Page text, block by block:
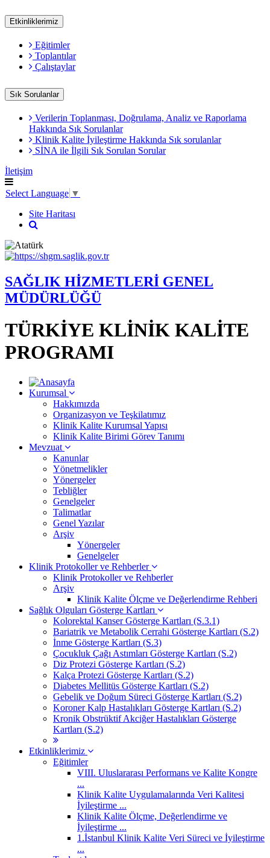
Etkinliklerimiz
Eğitimler
Toplantılar
Çalıştaylar
Sık Sorulanlar
Verilerin Toplanması, Doğrulama, Analiz ve Raporlama
Hakkında Sık Sorulanlar
Klinik Kalite İyileştirme Hakkında Sık sorulanlar
SİNA ile İlgili Sık Sorulan Sorular
İletişim
Select Language ▼
Site Haritası
SAĞLIK HİZMETLERİ GENEL
MÜDÜRLÜĞÜ
TÜRKİYE KLİNİK KALİTE
PROGRAMI
Kurumsal
Hakkımızda
Organizasyon ve Teşkilatımız
Klinik Kalite Kurumsal Yapısı
Klinik Kalite Birimi Görev Tanımı
Mevzuat
Kanunlar
Yönetmelikler
Yönergeler
Tebliğler
Genelgeler
Talimatlar
Genel Yazılar
Arşiv
Yönergeler
Genelgeler
Klinik Protokoller ve Rehberler
Klinik Protokoller ve Rehberler
Arşiv
Klinik Kalite Ölçme ve Değerlendirme Rehberi
Sağlık Olguları Gösterge Kartları
Kolorektal Kanser Gösterge Kartları (S.3.1)
Bariatrik ve Metabolik Cerrahi Gösterge Kartları (S.2)
İnme Gösterge Kartları (S.3)
Çocukluk Çağı Astımları Gösterge Kartları (S.2)
Diz Protezi Gösterge Kartları (S.2)
Kalça Protezi Gösterge Kartları (S.2)
Diabetes Mellitüs Gösterge Kartları (S.2)
Gebelik ve Doğum Süreci Gösterge Kartları (S.2)
Koroner Kalp Hastalıkları Gösterge Kartları (S.2)
Kronik Obstrüktif Akciğer Hastalıkları Gösterge
Kartları (S.2)
Etkinliklerimiz
Eğitimler
VIII. Uluslararası Performans ve Kalite Kongre
...
Klinik Kalite Uygulamalarında Veri Kalitesi
İyileştirme ...
Klinik Kalite Ölçme, Değerlendirme ve
İyileştirme ...
1.İstanbul Klinik Kalite Veri Süreci ve İyileştirme
...